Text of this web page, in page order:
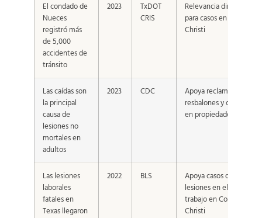
El condado de
Nueces
registró más
de 5,000
accidentes de
tránsito
2023
TxDOT
CRIS
Relevancia directa
para casos en Corpus
Christi
Las caídas son
la principal
causa de
lesiones no
mortales en
adultos
2023 CDC
Apoya reclamos por
resbalones y caídas
en propiedades
Las lesiones
laborales
fatales en
Texas llegaron
2022 BLS
Apoya casos de
lesiones en el
trabajo en Corpus
Christi